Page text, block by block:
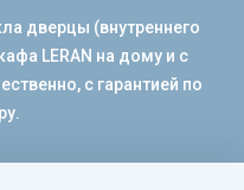
дверцы (внутреннего
LERAN на дому и с
с гарантией по